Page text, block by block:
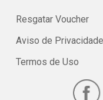
Resgatar Voucher
Aviso de Privacidade
Termos de Uso